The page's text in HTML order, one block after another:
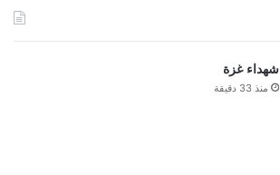
شهداء غزة
منذ 33 دقيقة